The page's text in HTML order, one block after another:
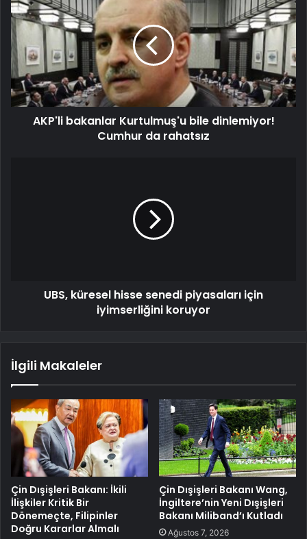
AKP'li bakanlar Kurtulmuş'u bile dinlemiyor!
Cumhur da rahatsız
UBS, küresel hisse senedi piyasaları için
iyimserliğini koruyor
İlgili Makaleler
Çin Dışişleri Bakanı: İkili
İlişkiler Kritik Bir
Dönemeçte, Filipinler
Doğru Kararlar Almalı
Çin Dışişleri Bakanı Wang,
İngiltere’nin Yeni Dışişleri
Bakanı Miliband’ı Kutladı
Ağustos 7, 2026